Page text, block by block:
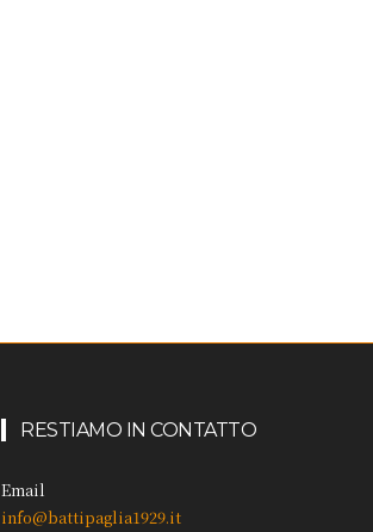
RESTIAMO IN CONTATTO
Email
info@battipaglia1929.it